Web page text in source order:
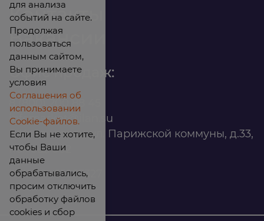
Контакты
Вакансии
Офис продаж:
infomarket@ilan.su
г. Красноярск, ул. Парижской коммуны, д.33,
помещ. 302
ИНН: 2465263327
для анализа
событий на сайте.
Продолжая
пользоваться
данным сайтом,
Вы принимаете
условия
Соглашения об
использовании
Cookie-файлов.
Если Вы не хотите,
чтобы Ваши
данные
обрабатывались,
просим отключить
обработку файлов
cookies и сбор